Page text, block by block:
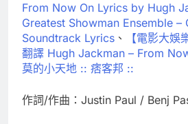
From Now On Lyrics by Hugh
Greatest Showman Ensemble –
Soundtrack Lyrics 、
【電影大娛
翻譯 Hugh Jackman – From
莫的小天地 :: 痞客邦 ::
作詞/作曲：Justin Paul / Benj